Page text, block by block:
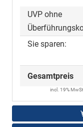
UVP ohne
Sie sparen:
Gesamtpreis
incl. 19%